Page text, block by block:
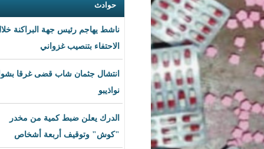
حوادث
ناشط يهاجم رئيس جهة البراكنة خلال
الاحتفاء بتنصيب غزواني
انتشال جثمان شاب قضى غرقا بشواطئ
نواذيبو
الدرك يعلن ضبط كمية من مخدر
"كوش" وتوقيف أربعة أشخاص